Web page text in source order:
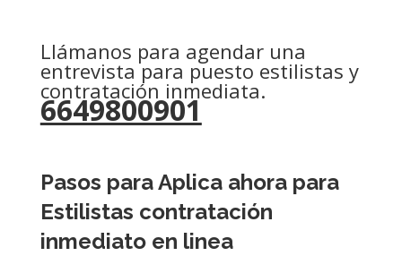
Llámanos para agendar una
entrevista para puesto estilistas y
contratación inmediata.
6649800901
Pasos para Aplica ahora para
Estilistas contratación
inmediato en linea